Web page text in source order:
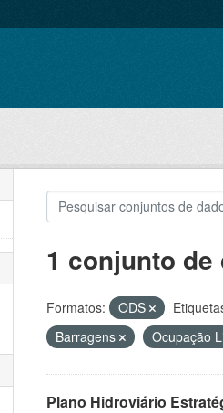
1 conjunto
Formatos: ODS
Barragens
Ocupação
Plano Hidroviário